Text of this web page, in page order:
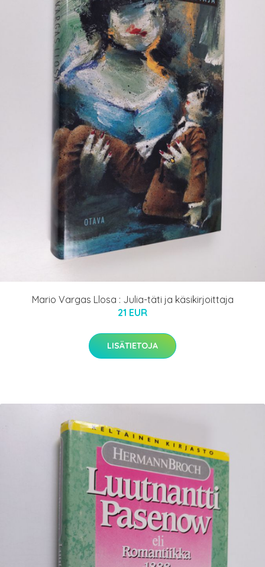
Mario Vargas Llosa : Julia-täti ja käsikirjoittaja
21 EUR
LISÄTIETOJA